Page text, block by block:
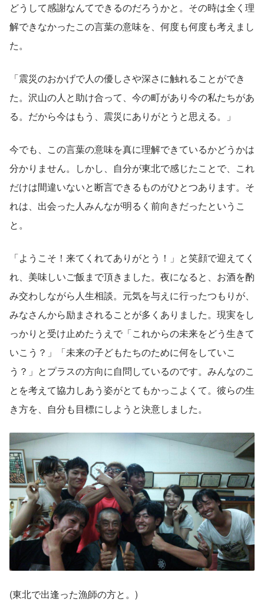
どうして感謝なんてできるのだろうかと。その時は全く理
解できなかったこの言葉の意味を、何度も何度も考えまし
た。
「震災のおかげで人の優しさや深さに触れることができ
た。沢山の人と助け合って、今の町があり今の私たちがあ
る。だから今はもう、震災にありがとうと思える。」
今でも、この言葉の意味を真に理解できているかどうかは
分かりません。しかし、自分が東北で感じたことで、これ
だけは間違いないと断言できるものがひとつあります。そ
れは、出会った人みんなが明るく前向きだったというこ
と。
「ようこそ！来てくれてありがとう！」と笑顔で迎えてく
れ、美味しいご飯まで頂きました。夜になると、お酒を酌
み交わしながら人生相談。元気を与えに行ったつもりが、
みなさんから励まされることが多くありました。現実をし
っかりと受け止めたうえで「これからの未来をどう生きて
いこう？」「未来の子どもたちのために何をしていこ
う？」とプラスの方向に自問しているのです。みんなのこ
とを考えて協力しあう姿がとてもかっこよくて。彼らの生
き方を、自分も目標にしようと決意しました。
(東北で出逢った漁師の方と。)